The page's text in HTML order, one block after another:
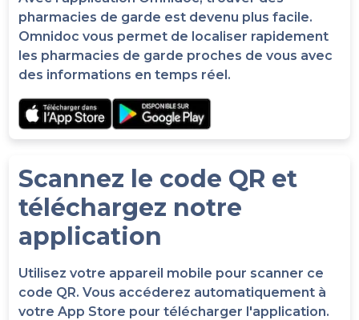
pharmacies de garde est devenu plus facile.
Omnidoc vous permet de localiser rapidement
les pharmacies de garde proches de vous avec
des informations en temps réel.
Scannez le code QR et
téléchargez notre
application
Utilisez votre appareil mobile pour scanner ce
code QR. Vous accéderez automatiquement à
votre App Store pour télécharger l'application.